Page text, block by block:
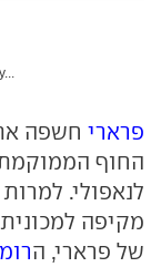
פרארי
החוף
לנאפולי.
מקיפה
של פרארי, ה